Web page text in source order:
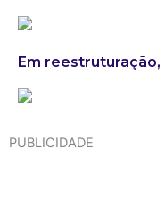
Em
PUBLICIDADE